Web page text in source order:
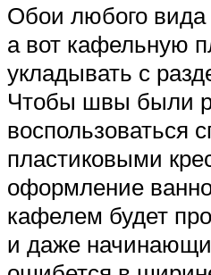
Обои любого вида
а вот кафельную
укладывать с
Чтобы швы были
воспользоваться
пластиковыми
оформление
кафелем будет
и даже